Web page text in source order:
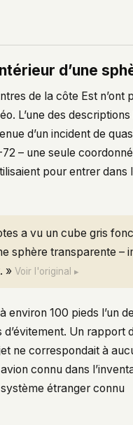
d’une
de la côte Est n’ont
L’une des
d’un incident de
– une seule
pour entrer dans
a vu un cube gris
sphère transparente –
»Voir l'original ▸
environ 100 pieds l’un
d’évitement. Un rapport
ne correspondait à
connu dans
étranger connu